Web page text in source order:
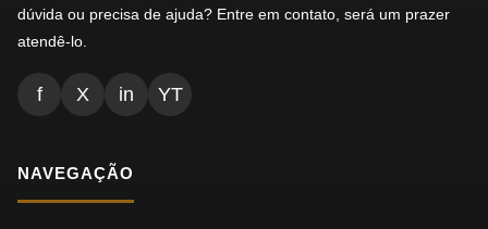
dúvida ou precisa de ajuda? Entre em contato, será um prazer
atendê-lo.
f X in YT
NAVEGAÇÃO